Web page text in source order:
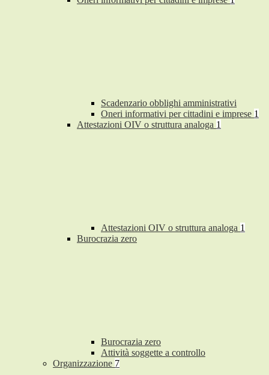
Scadenzario obblighi amministrativi
Oneri informativi per cittadini e imprese 1
Attestazioni OIV o struttura analoga 1
Attestazioni OIV o struttura analoga 1
Burocrazia zero
Burocrazia zero
Attività soggette a controllo
Organizzazione 7